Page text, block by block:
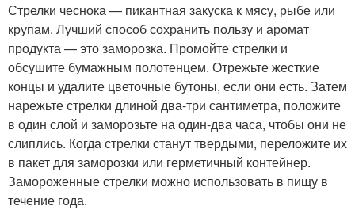
Стрелки чеснока — пикантная закуска к мясу, рыбе или
крупам. Лучший способ сохранить пользу и аромат
продукта — это заморозка. Промойте стрелки и
обсушите бумажным полотенцем. Отрежьте жесткие
концы и удалите цветочные бутоны, если они есть. Затем
нарежьте стрелки длиной два-три сантиметра, положите
в один слой и заморозьте на один-два часа, чтобы они не
слиплись. Когда стрелки станут твердыми, переложите их
в пакет для заморозки или герметичный контейнер.
Замороженные стрелки можно использовать в пищу в
течение года.